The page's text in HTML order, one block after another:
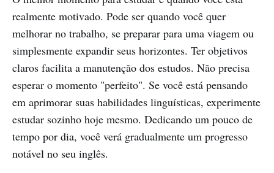
realmente motivado. Pode ser quando você quer
melhorar no trabalho, se preparar para uma viagem ou
simplesmente expandir seus horizontes. Ter objetivos
claros facilita a manutenção dos estudos. Não precisa
esperar o momento "perfeito". Se você está pensando
em aprimorar suas habilidades linguísticas, experimente
estudar sozinho hoje mesmo. Dedicando um pouco de
tempo por dia, você verá gradualmente um progresso
notável no seu inglês.